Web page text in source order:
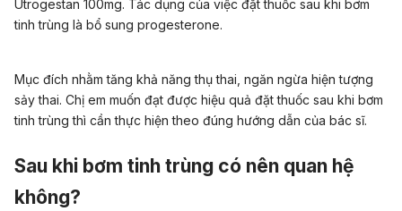
Utrogestan 100mg. Tác dụng của việc đặt thuốc sau khi bơm
tinh trùng là bổ sung progesterone.
Mục đích nhằm tăng khả năng thụ thai, ngăn ngừa hiện tượng
sảy thai. Chị em muốn đạt được hiệu quả đặt thuốc sau khi bơm
tinh trùng thì cần thực hiện theo đúng hướng dẫn của bác sĩ.
Sau khi bơm tinh trùng có nên quan hệ
không?